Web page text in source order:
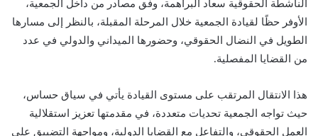
الناشطة الحقوقية سعاد البراهمة، وفق مصادر من داخل الجمعية،
الأوفر حظًا لقيادة الجمعية خلال المرحلة المقبلة، بالنظر إلى مسارها
الطويل في النضال الحقوقي، وحضورها الميداني والدولي في عدد
من القضايا المفصلية.
هذا الانتقال المرتقب على مستوى القيادة يأتي في سياق حساس،
حيث تواجه الجمعية تحديات متعددة، في مقدمتها تعزيز استقلالية
العمل الحقوقي، والتفاعل مع القضايا الدولية، ومواجهة التضييق على